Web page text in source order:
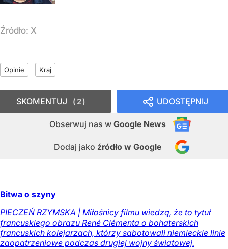
Źródło: X
Opinie Kraj
UDOSTĘPNIJ
Obserwuj nas w Google News
Dodaj jako źródło w Google
SKOMENTUJ 2
Bitwa o szyny
PIECZEŃ RZYMSKA | Miłośnicy filmu wiedzą, że to tytuł
francuskiego obrazu René Clémenta o bohaterskich
francuskich kolejarzach, którzy sabotowali niemieckie linie
zaopatrzeniowe podczas drugiej wojny światowej.